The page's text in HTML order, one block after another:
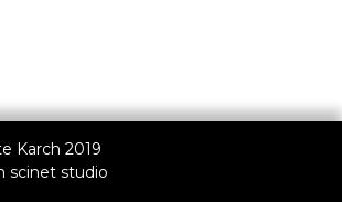
Karch 2019
scinet studio